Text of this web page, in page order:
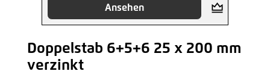
Ansehen
Produktgalerie überspringen
Doppelstab 6+5+6 25 x 200 mm
verzinkt